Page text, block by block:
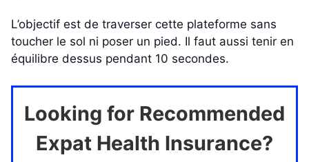
L’objectif est de traverser cette plateforme sans
toucher le sol ni poser un pied. Il faut aussi tenir en
équilibre dessus pendant 10 secondes.
Looking for Recommended
Expat Health Insurance?